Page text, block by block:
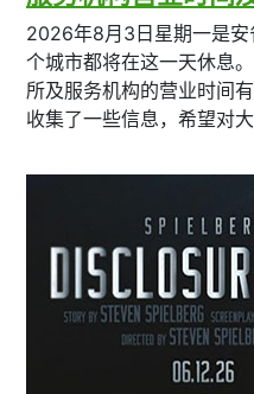
2026年8月3日星期一是
个城市都将在这一天休息
所及服务机构的营业时间
收集了一些信息，希望对